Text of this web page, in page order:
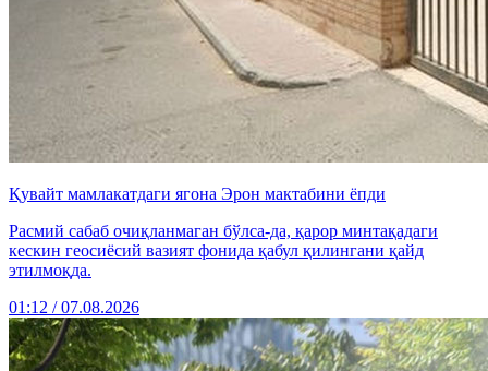
Қувайт мамлакатдаги ягона Эрон мактабини ёпди
Расмий сабаб очиқланмаган бўлса-да, қарор минтақадаги
кескин геосиёсий вазият фонида қабул қилингани қайд
этилмоқда.
01:12 / 07.08.2026